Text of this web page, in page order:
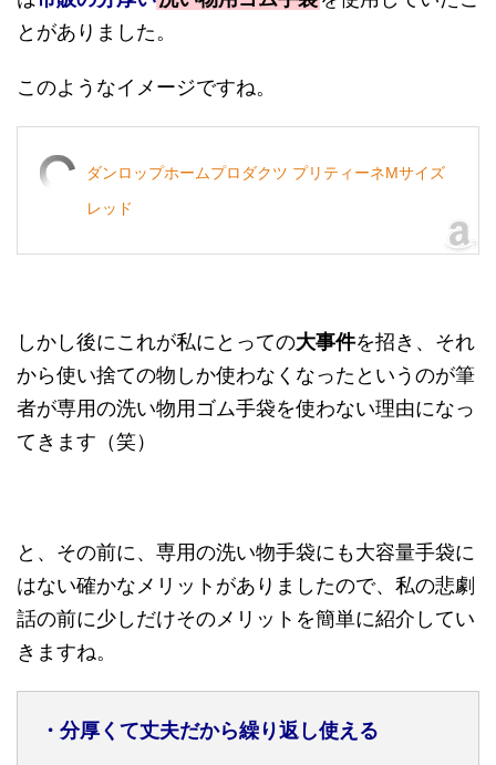
とがありました。
このようなイメージですね。
ダンロップホームプロダクツ プリティーネMサイズ
レッド
しかし後にこれが私にとっての大事件を招き、それ
から使い捨ての物しか使わなくなったというのが筆
者が専用の洗い物用ゴム手袋を使わない理由になっ
てきます（笑）
と、その前に、専用の洗い物手袋にも大容量手袋に
はない確かなメリットがありましたので、私の悲劇
話の前に少しだけそのメリットを簡単に紹介してい
きますね。
・分厚くて丈夫だから繰り返し使える